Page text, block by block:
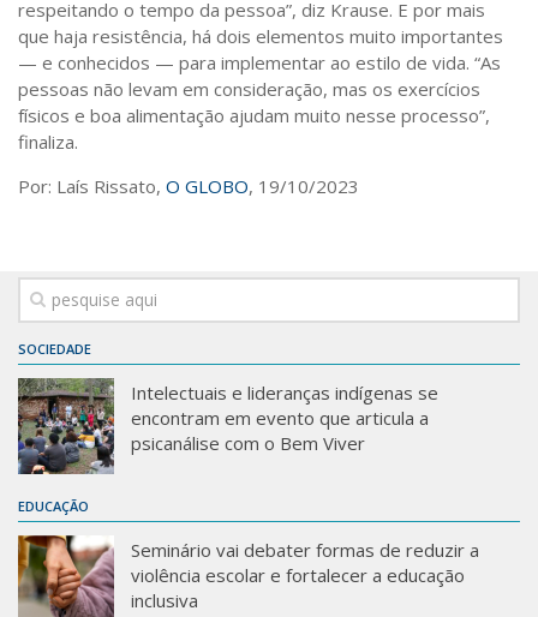
respeitando o tempo da pessoa”, diz Krause. E por mais
que haja resistência, há dois elementos muito importantes
— e conhecidos — para implementar ao estilo de vida. “As
pessoas não levam em consideração, mas os exercícios
físicos e boa alimentação ajudam muito nesse processo”,
finaliza.
Por: Laís Rissato, O GLOBO, 19/10/2023
SOCIEDADE
Intelectuais e lideranças indígenas se
encontram em evento que articula a
psicanálise com o Bem Viver
EDUCAÇÃO
Seminário vai debater formas de reduzir a
violência escolar e fortalecer a educação
inclusiva